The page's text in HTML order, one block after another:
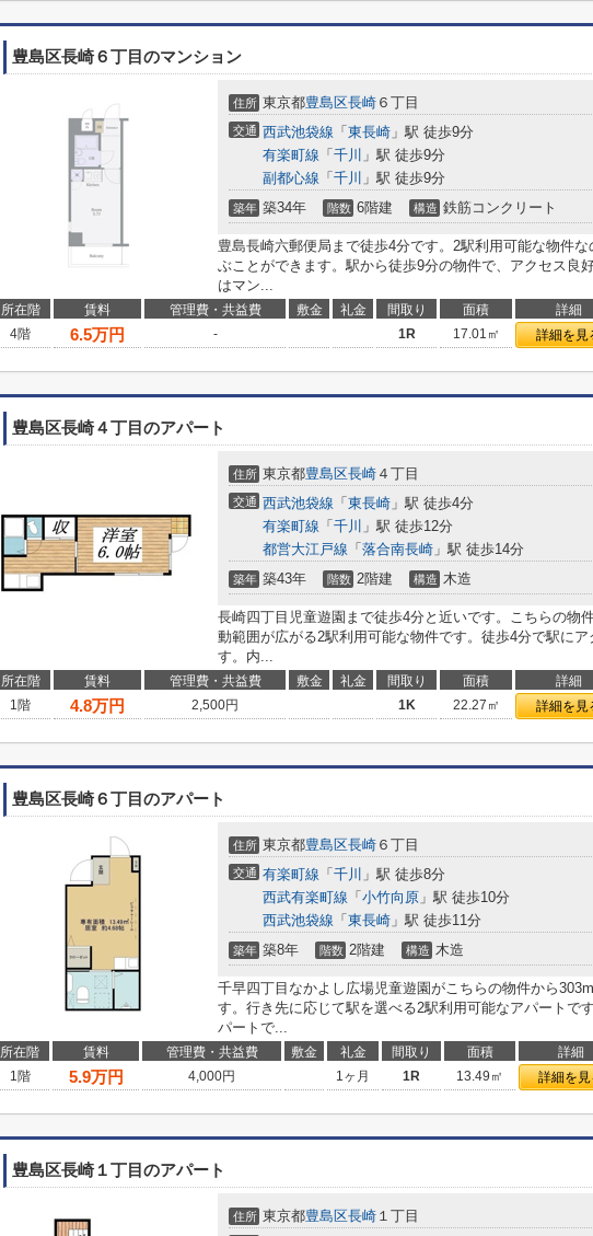
豊島区長崎６丁目のマンション
住所 東京都豊島区長崎 ６丁目
交通 西武池袋線 「 東長崎 」駅 徒歩9分
有楽町線 「 千川 」駅 徒歩9分
副都心線 「 千川 」駅 徒歩9分
築年 築34年 階数 6階建 構造 鉄筋コンクリート
豊島長崎六郵便局まで徒歩4分です。2駅利用可能な物件
ぶことができます。駅から徒歩9分の物件で、アクセス良
はマン...
所在階 賃料 管理費・共益費 敷金 礼金 間取り 面積 詳細
4階
6.5万円 - 1R 17.01㎡ 詳細を見
豊島区長崎４丁目のアパート
住所 東京都豊島区長崎 ４丁目
交通 西武池袋線 「 東長崎 」駅 徒歩4分
有楽町線 「 千川 」駅 徒歩12分
都営大江戸線 「 落合南長崎 」駅 徒歩14分
築年 築43年 階数 2階建 構造 木造
長崎四丁目児童遊園まで徒歩4分と近いです。こちらの物
動範囲が広がる2駅利用可能な物件です。徒歩4分で駅に
す。内...
所在階 賃料 管理費・共益費 敷金 礼金 間取り 面積 詳細
1階
4.8万円 2,500円 1K 22.27㎡ 詳細を見
豊島区長崎６丁目のアパート
住所 東京都豊島区長崎 ６丁目
交通 有楽町線 「 千川 」駅 徒歩8分
西武有楽町線 「 小竹向原 」駅 徒歩10分
西武池袋線 「 東長崎 」駅 徒歩11分
築年 築8年 階数 2階建 構造 木造
千早四丁目なかよし広場児童遊園がこちらの物件から
す。行き先に応じて駅を選べる2駅利用可能なアパートで
パートで...
所在階 賃料 管理費・共益費 敷金 礼金 間取り 面積 詳細
1階
5.9万円 4,000円 1ヶ月 1R 13.49㎡ 詳細を見
豊島区長崎１丁目のアパート
住所 東京都豊島区長崎 １丁目